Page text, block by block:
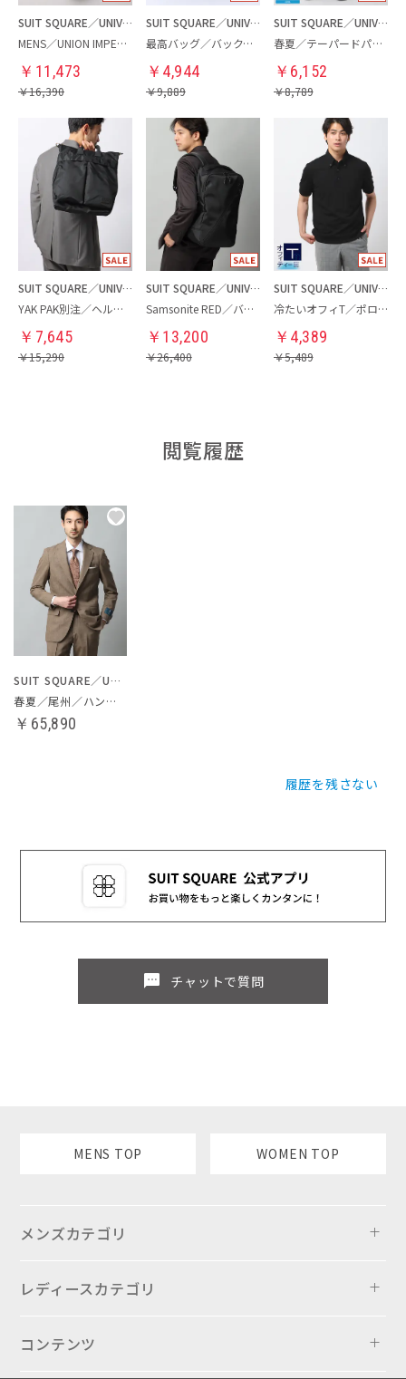
SUIT SQUARE／UNIVERSAL LANGUAGE
MENS／UNION IMPERIAL監修／コインローファー
￥ 11,473
￥16,390
SUIT SQUARE／UNIVERSAL LANGUAGE
最高バッグ／バックパック
￥ 4,944
￥9,889
SUIT SQUARE／UNIVERSAL LANGUAGE
春夏／テーパードパンツ
￥ 6,152
￥8,789
SUIT SQUARE／UNIVERSAL LANGUAGE
YAK PAK別注／ヘルメットバッグ
￥ 7,645
￥15,290
SUIT SQUARE／UNIVERSAL LANGUAGE
Samsonite RED／バックパック
￥ 13,200
￥26,400
SUIT SQUARE／UNIVERSAL LANGUAGE
冷たいオフィT／ポロシャツ
￥ 4,389
￥5,489
閲覧履歴
SUIT SQUARE／UNIVERSAL LANGUAGE
春夏／尾州／ハンドメイドスーツ
￥65,890
履歴を残さない
sms チャットで質問
MENS TOP WOMEN TOP
メンズカテゴリ
レディースカテゴリ
コンテンツ